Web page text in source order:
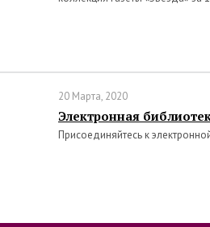
20 Марта, 2020
Электронная
Присоединяйтесь к